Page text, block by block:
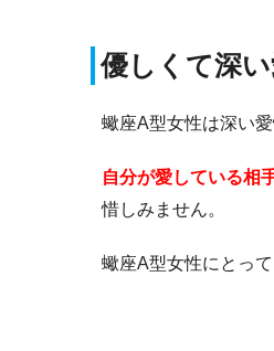
優しくて深
蠍座A型女性は深い
自分が愛している相
惜しみません。
蠍座A型女性にとっ